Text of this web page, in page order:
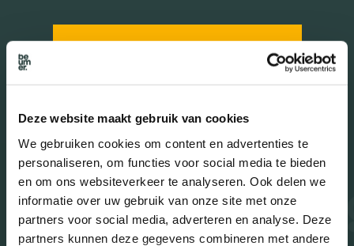
Deze website maakt gebruik van cookies
We gebruiken cookies om content en advertenties te
personaliseren, om functies voor social media te bieden
en om ons websiteverkeer te analyseren. Ook delen we
informatie over uw gebruik van onze site met onze
partners voor social media, adverteren en analyse. Deze
partners kunnen deze gegevens combineren met andere
Woon